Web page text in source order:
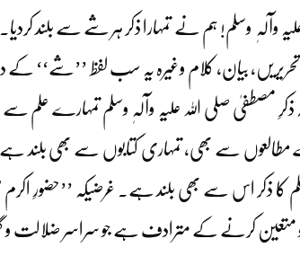
اللہ علیہ وآلہٖ وسلم! ہم نے تمہارا ذکر ہر شے
تحریریں، بیان، کلام وغیرہ یہ سب لفظ
ذکرِ مصطفیٰ صلی اللہ علیہ وآلہٖ وسلم تمہارے
سے بھی، تمہاری کتابوں سے بھی بلند ہے
کا ذکر اس سے بھی بلند ہے۔ غرضیکہ ’’حضورِ
کو متعین کرنے کے مترادف ہے جو سراسر ضلالت و